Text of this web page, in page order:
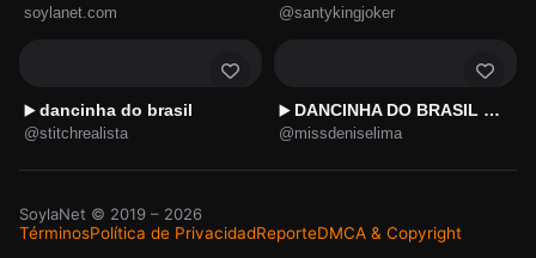
soylanet.com @santykingjoker
▶️ dancinha do brasil
@stitchrealista
▶️ DANCINHA DO BRASIL 🇧🇷
@missdeniselima
SoylaNet © 2019 – 2026
TérminosPolítica de PrivacidadReporteDMCA & Copyright